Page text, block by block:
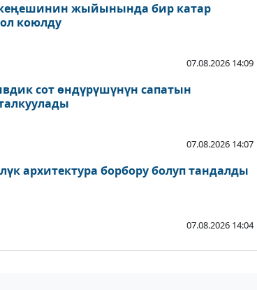
кеңешинин жыйынында бир катар
коюлду
07.08.2026 14:09
сот өндүрүшүнүн сапатын
07.08.2026 14:07
архитектура борбору болуп тандалды
07.08.2026 14:04